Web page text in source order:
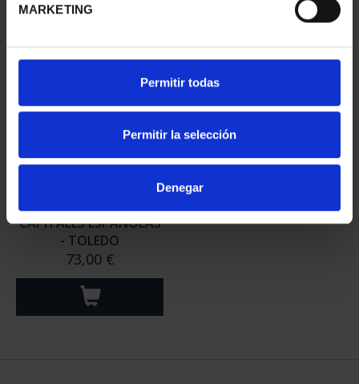
MARKETING
Permitir todas
Permitir la selección
Denegar
CAPITALES ESPAÑOLAS
- TOLEDO
73,00 €